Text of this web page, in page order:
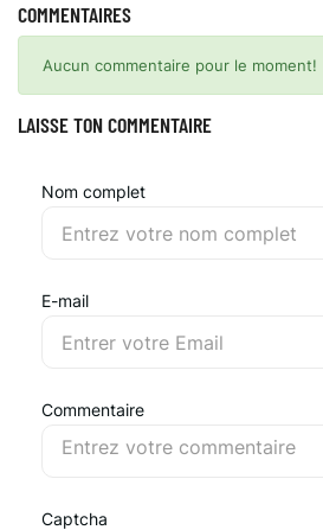
COMMENTAIRES
Aucun commentaire pour le moment!
LAISSE TON COMMENTAIRE
Nom complet
E-mail
Commentaire
Captcha